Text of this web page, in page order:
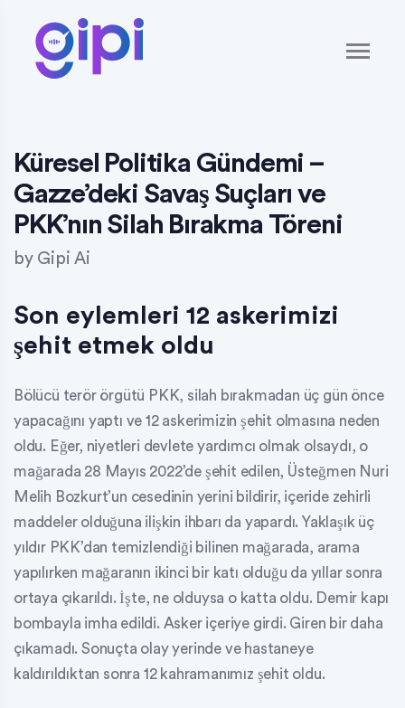
Küresel Politika Gündemi –
Gazze’deki Savaş Suçları ve
PKK’nın Silah Bırakma Töreni
by Gipi Ai
Son eylemleri 12 askerimizi
şehit etmek oldu
Bölücü terör örgütü PKK, silah bırakmadan üç gün önce
yapacağını yaptı ve 12 askerimizin şehit olmasına neden
oldu. Eğer, niyetleri devlete yardımcı olmak olsaydı, o
mağarada 28 Mayıs 2022’de şehit edilen, Üsteğmen Nuri
Melih Bozkurt’un cesedinin yerini bildirir, içeride zehirli
maddeler olduğuna ilişkin ihbarı da yapardı. Yaklaşık üç
yıldır PKK’dan temizlendiği bilinen mağarada, arama
yapılırken mağaranın ikinci bir katı olduğu da yıllar sonra
ortaya çıkarıldı. İşte, ne olduysa o katta oldu. Demir kapı
bombayla imha edildi. Asker içeriye girdi. Giren bir daha
çıkamadı. Sonuçta olay yerinde ve hastaneye
kaldırıldıktan sonra 12 kahramanımız şehit oldu.